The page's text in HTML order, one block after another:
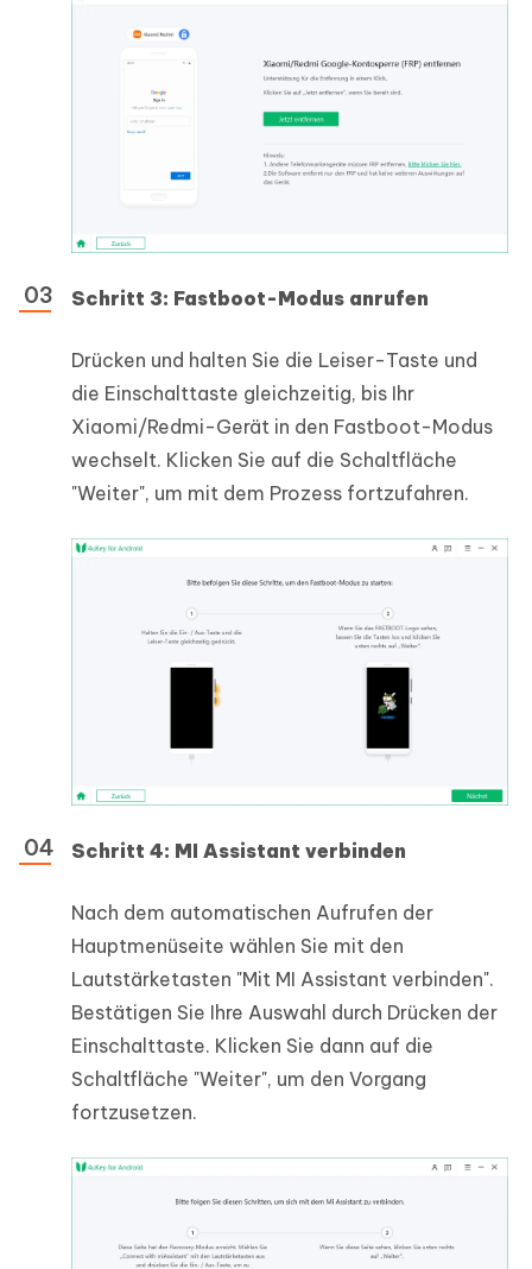
Schritt 3: Fastboot-Modus anrufen
Drücken und halten Sie die Leiser-Taste und
die Einschalttaste gleichzeitig, bis Ihr
Xiaomi/Redmi-Gerät in den Fastboot-Modus
wechselt. Klicken Sie auf die Schaltfläche
"Weiter", um mit dem Prozess fortzufahren.
Schritt 4: MI Assistant verbinden
Nach dem automatischen Aufrufen der
Hauptmenüseite wählen Sie mit den
Lautstärketasten "Mit MI Assistant verbinden".
Bestätigen Sie Ihre Auswahl durch Drücken der
Einschalttaste. Klicken Sie dann auf die
Schaltfläche "Weiter", um den Vorgang
fortzusetzen.